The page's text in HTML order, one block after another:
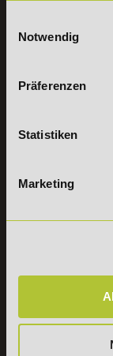
Notwendig
Präferenzen
Statistiken
Marketing
Erreichbarkeit:
Samstag: 9:00 -
Vertrag
DeLSt
Studieninfos